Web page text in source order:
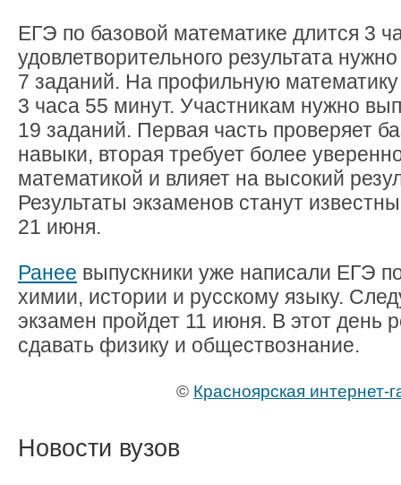
ЕГЭ по базовой математике длится 3
удовлетворительного результата
7 заданий. На профильную математику
3 часа 55 минут. Участникам нужно
19 заданий. Первая часть проверяет
навыки, вторая требует более
математикой и влияет на высокий
Результаты экзаменов станут
21 июня.
Ранее выпускники уже написали ЕГЭ
химии, истории и русскому языку.
экзамен пройдет 11 июня. В этот день
сдавать физику и обществознание.
© Красноярская интернет-
Новости вузов